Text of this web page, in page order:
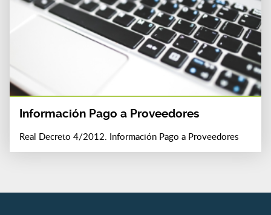
Información Pago a Proveedores
Real Decreto 4/2012. Información Pago a Proveedores